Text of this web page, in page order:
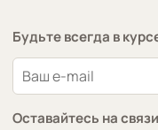
Будьте всегда в
Оставайтесь на связи